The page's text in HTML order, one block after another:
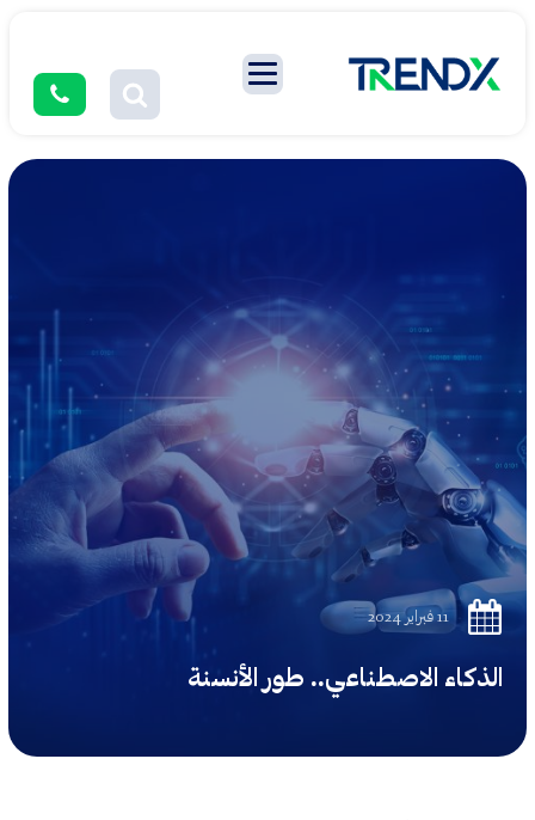
11 فبراير 2024
الذكاء الاصطناعي.. طور الأنسنة